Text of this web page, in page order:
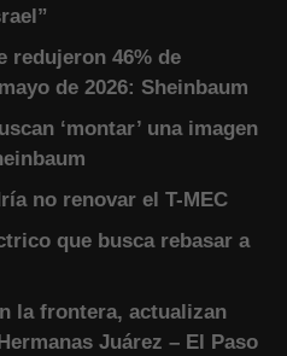
redujeron 46% de
de 2026: Sheinbaum
‘montar’ una imagen
no renovar el T-MEC
que busca rebasar a
la frontera, actualizan
Juárez – El Paso